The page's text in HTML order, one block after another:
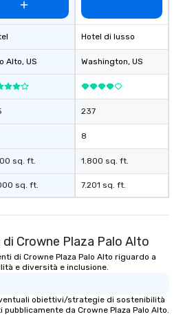
Alto, US
sq. ft.
sq. ft.
Hotel di lusso
Washington, US
237
8
1.800 sq. ft.
7.201 sq. ft.
Crowne Plaza Palo Alto
di Crowne Plaza Palo Alto riguardo a
e diversità e inclusione.
obiettivi/strategie di sostenibilità
da Crowne Plaza Palo Alto.